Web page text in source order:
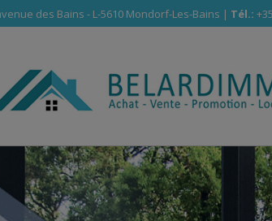
des Bains - L-5610 Mondorf-Les-Bains | Tél.: